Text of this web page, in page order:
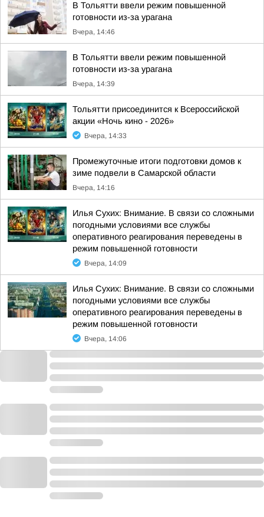
В Тольятти ввели режим повышенной
готовности из-за урагана
Вчера, 14:46
В Тольятти ввели режим повышенной
готовности из-за урагана
Вчера, 14:39
Тольятти присоединится к Всероссийской
акции «Ночь кино - 2026»
Вчера, 14:33
Промежуточные итоги подготовки домов к
зиме подвели в Самарской области
Вчера, 14:16
Илья Сухих: Внимание. В связи со сложными
погодными условиями все службы
оперативного реагирования переведены в
режим повышенной готовности
Вчера, 14:09
Илья Сухих: Внимание. В связи со сложными
погодными условиями все службы
оперативного реагирования переведены в
режим повышенной готовности
Вчера, 14:06